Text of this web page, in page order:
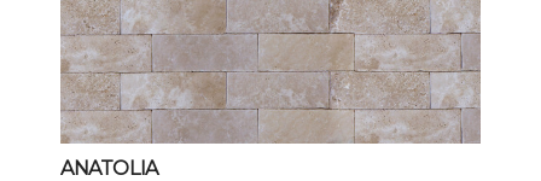
ANATOLIA